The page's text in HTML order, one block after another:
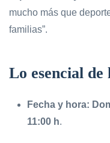
mucho más que
familias”.
Lo esencial de
Fecha y hora:
11:00 h.